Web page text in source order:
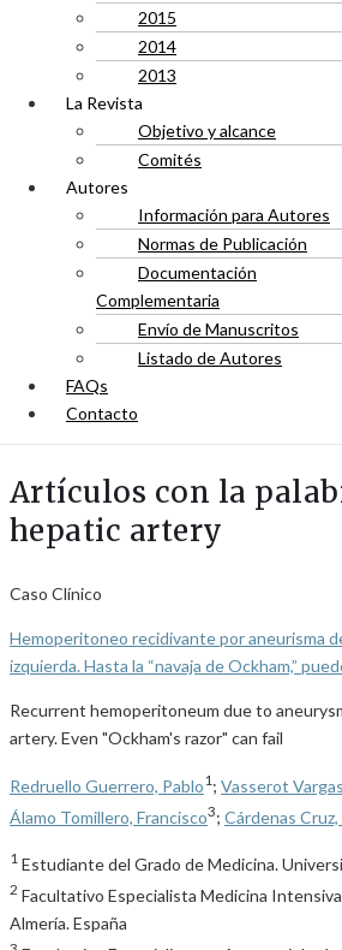
2015
2014
2013
La Revista
Objetivo y alcance
Comités
Autores
Información para Autores
Normas de Publicación
Documentación
Complementaria
Envío de Manuscritos
Listado de Autores
FAQs
Contacto
Artículos con la
hepatic artery
Caso Clínico
Hemoperitoneo recidivante por aneurisma
izquierda. Hasta la “navaja de Ockham,”
Recurrent hemoperitoneum due to
artery. Even "Ockham's razor" can fail
Redruello Guerrero, Pablo1 ; Vasserot
Álamo Tomillero, Francisco3; Cárdenas
1 Estudiante del Grado de Medicina.
2 Facultativo Especialista Medicina
Almería. España